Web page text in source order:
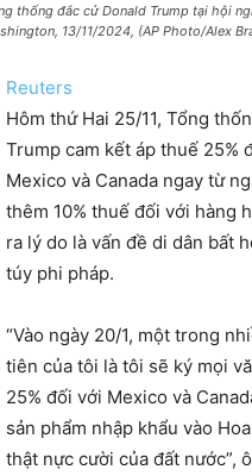
thống đắc cử Donald Trump tại hội
13/11/2024, (AP Photo/Alex
Reuters
Hôm thứ Hai 25/11, Tổng
Trump cam kết áp thuế 25%
Mexico và Canada ngay từ
thêm 10% thuế đối với hàng
ra lý do là vấn đề di dân bất
túy phi pháp.
“Vào ngày 20/1, một trong
tiên của tôi là tôi sẽ ký mọi
25% đối với Mexico và
sản phẩm nhập khẩu vào
thật nực cười của đất nước”,